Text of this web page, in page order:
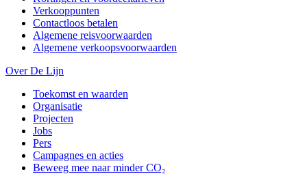
Verkooppunten
Contactloos betalen
Algemene reisvoorwaarden
Algemene verkoopsvoorwaarden
Over De Lijn
Toekomst en waarden
Organisatie
Projecten
Jobs
Pers
Campagnes en acties
Beweeg mee naar minder CO₂